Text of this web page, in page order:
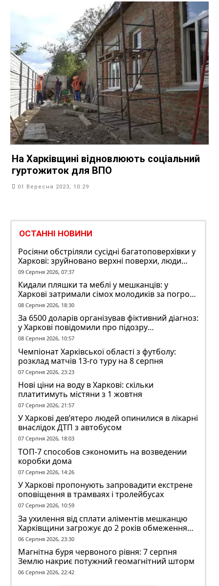
На Харківщині відновлюють соціальний
гуртожиток для ВПО
01 Вересня 2023, 10:29
ОСТАННІ НОВИНИ
Росіяни обстріляли сусідні багатоповерхівки у
Харкові: зруйновано верхні поверхи, люди
заблоковані
09 Серпня 2026, 07:37
Кидали пляшки та меблі у мешканців: у
Харкові затримали сімох молодиків за погром
у гуртожитку
08 Серпня 2026, 18:30
За 6500 доларів організував фіктивний діагноз:
у Харкові повідомили про підозру
ексзавідувачу психлікарні
08 Серпня 2026, 10:57
Чемпіонат Харківської області з футболу:
розклад матчів 13-го туру на 8 серпня
07 Серпня 2026, 23:23
Нові ціни на воду в Харкові: скільки
платитимуть містяни з 1 жовтня
07 Серпня 2026, 21:57
У Харкові дев’ятеро людей опинилися в лікарні
внаслідок ДТП з автобусом
07 Серпня 2026, 18:03
ТОП-7 способов сэкономить на возведении
коробки дома
07 Серпня 2026, 14:26
У Харкові пропонують запровадити екстрене
оповіщення в трамваях і тролейбусах
07 Серпня 2026, 10:59
За ухилення від сплати аліментів мешканцю
Харківщини загрожує до 2 років обмеження
волі
06 Серпня 2026, 23:30
Магнітна буря червоного рівня: 7 серпня
Землю накриє потужний геомагнітний шторм
06 Серпня 2026, 22:42